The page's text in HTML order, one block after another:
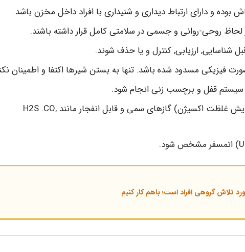
و دارای ارتباط دیداری و شنیداری با افراد داخل مخزن باشد.
لحاظ روحی-روانی و جسمی در سلامتی کامل قرار داشته باشند.
شناسایی, ارزیابی, کنترل و یا حذف شوند.
فیزیکی مسدود شده باشد. تنها به بستن شیرها اکتفا و اطمینان
سیستم قفل و برچسب زنی انجام شود.
اتمسفر مخزن از نظر وجود اکسیژن (کمبود یا افزایش غلظت اکسیژن) گازهای سمی و قابل انفجار مانند H2S .CO,
تلاش گروهی افراد است؛ باهم کار کنیم